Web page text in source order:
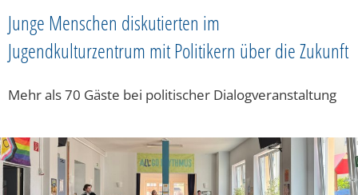
Junge Menschen diskutierten im
Jugendkulturzentrum mit Politikern über die Zukunft
Mehr als 70 Gäste bei politischer Dialogveranstaltung